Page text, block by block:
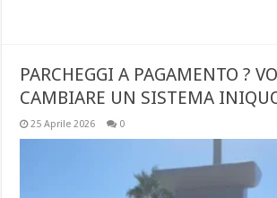
PARCHEGGI A PAGAMENTO ?
CAMBIARE UN SISTEMA
25 Aprile 2026 0